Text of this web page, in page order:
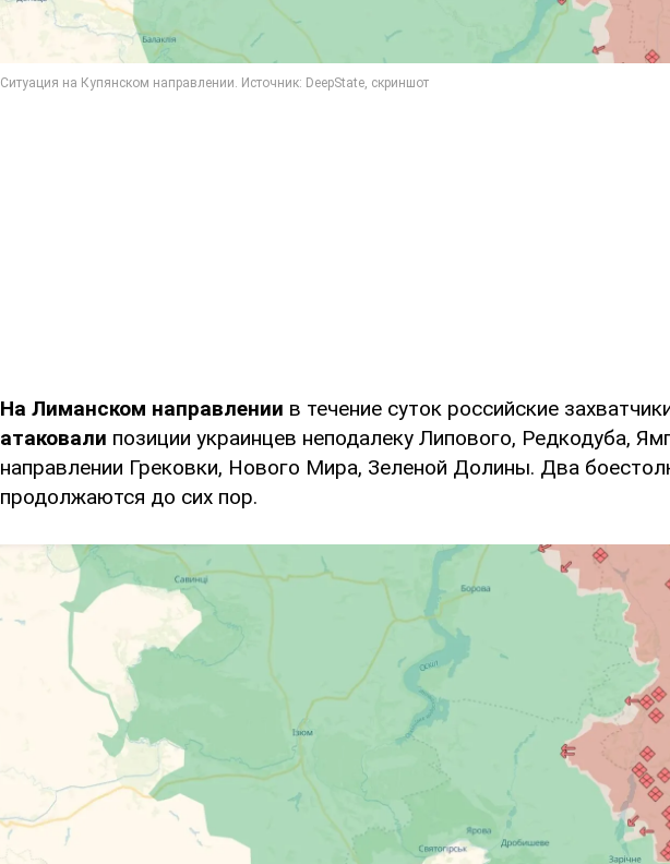
На Лиманском направлении в течение суток российские
атаковали позиции украинцев неподалеку Липового, Редкодуба,
направлении Грековки, Нового Мира, Зеленой Долины. Два
продолжаются до сих пор.